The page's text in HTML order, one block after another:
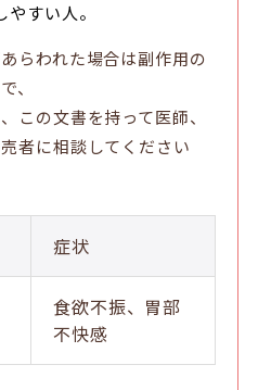
すい人。
らわれた場合は副作用の
、
この文書を持って医師、
者に相談してください
症状
食欲不振、胃部
不快感